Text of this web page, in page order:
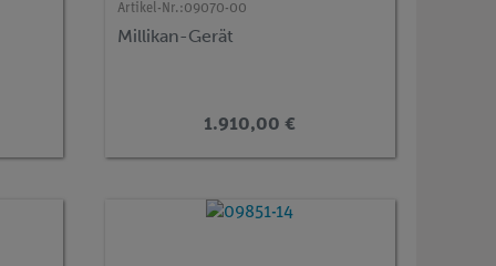
Artikel-Nr.:09070-00
Millikan-Gerät
1.910,00 €